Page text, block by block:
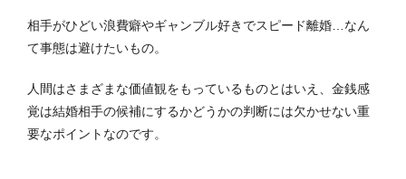
相手がひどい浪費癖やギャンブル好きでスピード離婚…なん
て事態は避けたいもの。
人間はさまざまな価値観をもっているものとはいえ、金銭感
覚は結婚相手の候補にするかどうかの判断には欠かせない重
要なポイントなのです。